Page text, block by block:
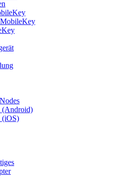
MobileKey
(Android)
(iOS)